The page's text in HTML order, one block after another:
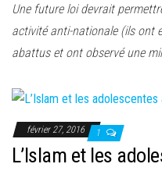
Une future loi devrait
activité anti-nationale (ils ont
abattus et ont observé une
février 27, 2016 1
L’Islam et les